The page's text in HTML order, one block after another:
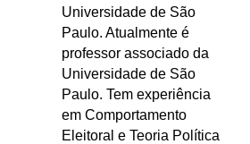
Universidade de São
Paulo. Atualmente é
professor associado da
Universidade de São
Paulo. Tem experiência
em Comportamento
Eleitoral e Teoria Política